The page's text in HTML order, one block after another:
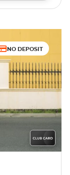
NO DEPOSIT